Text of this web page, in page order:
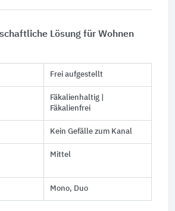
Lösung für Wohnen
Frei aufgestellt
Fäkalienhaltig |
Fäkalienfrei
Kein Gefälle zum Kanal
Mittel
Mono, Duo